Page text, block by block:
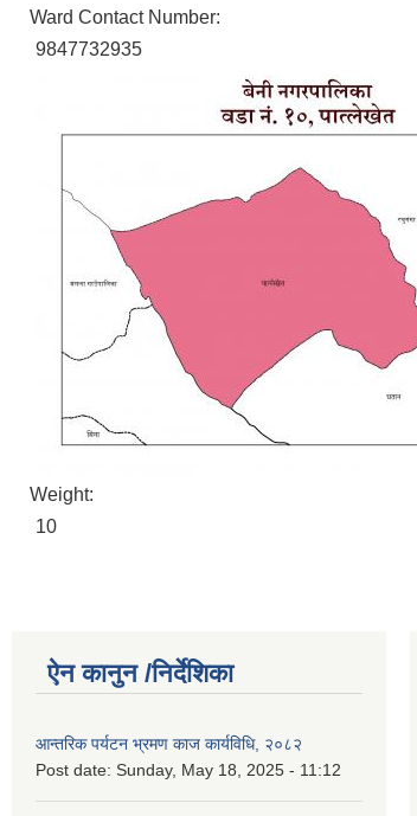
Ward Contact Number:
9847732935
Weight:
10
ऐन कानुन /निर्देशिका
आन्तरिक पर्यटन भ्रमण काज कार्यविधि, २०८२
Post date: Sunday, May 18, 2025 - 11:12